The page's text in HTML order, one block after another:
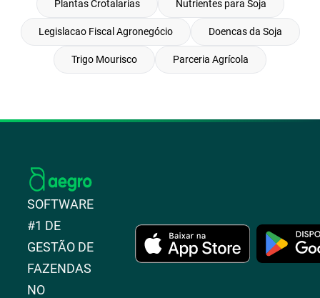
Plantas Crotalarias Nutrientes para Soja
Legislacao Fiscal Agronegócio Doencas da Soja
Trigo Mourisco Parceria Agrícola
SOFTWARE
#1 DE
GESTÃO DE
FAZENDAS
NO